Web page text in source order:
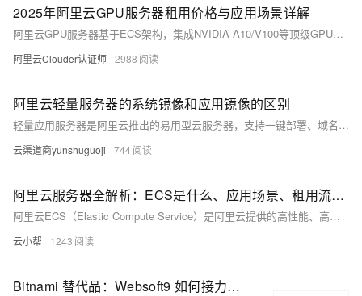
2025年阿里云GPU服务器租用价格与应用场景详解
阿里云GPU服务器基于ECS架构，集成NVIDIA A10/V100等顶级GPU与自研神龙架构，提供高达1000 TFLOPS混合精度算力。2025年推出万卡级异构算力平台及Aegaeon池化技术，支持AI训练、推理、科学计算与图形渲染，实现性能与成本最优平衡。
阿里云Clouder认证师 2988
阿里云轻量服务器的系统镜像和应用镜像的区别
轻量应用服务器是阿里云推出的易用型云服务器，支持一键部署、域名解析、安全管理和运维监控。本文介绍其系统镜像与应用镜像的区别及选择建议，助您根据业务需求和技术能力快速决策，实现高效部署。
云渠道商yunshuguoji 744
阿里云服务器全解析：ECS是什么、应用场景、租用流程及优缺点分析
阿里云ECS（Elastic Compute Service）是阿里云提供的高性能、高可用的云计算服务，支持弹性扩展、多样化实例类型和多种计费模式。适用于网站搭建、数据处理、运维测试等多种场景，具备分钟级交付、安全可靠、成本低、易运维等优势，是企业及开发者上云的理想选择。
云小帮 1243
Bitnami 替代品：Websoft9 如何接力单服务器多应用时代